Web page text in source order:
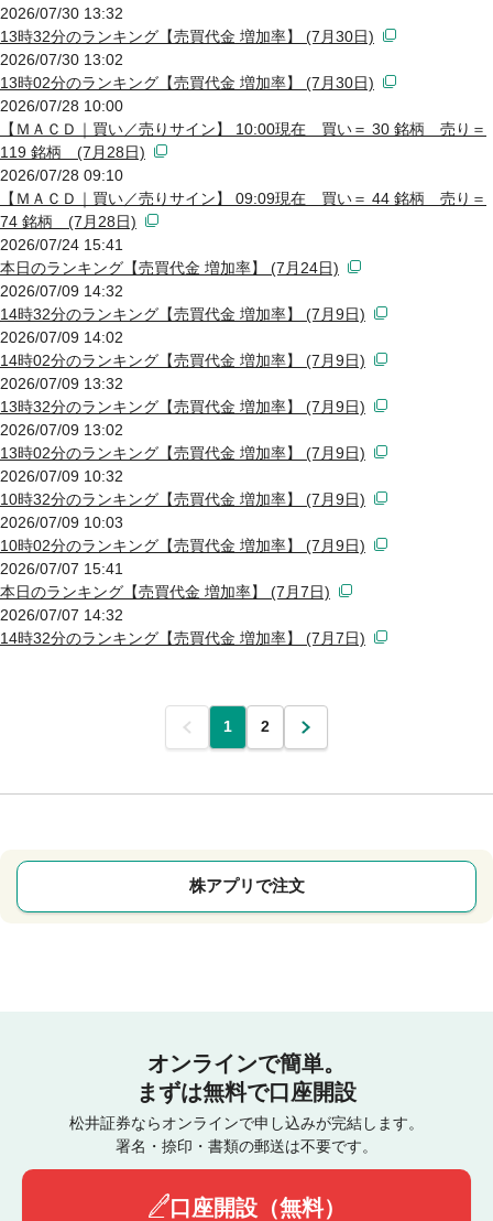
2026/07/30 13:32
13時32分のランキング【売買代金 増加率】 (7月30日)
2026/07/30 13:02
13時02分のランキング【売買代金 増加率】 (7月30日)
2026/07/28 10:00
【ＭＡＣＤ｜買い／売りサイン】 10:00現在 買い＝ 30 銘柄 売り＝
119 銘柄 (7月28日)
2026/07/28 09:10
【ＭＡＣＤ｜買い／売りサイン】 09:09現在 買い＝ 44 銘柄 売り＝
74 銘柄 (7月28日)
2026/07/24 15:41
本日のランキング【売買代金 増加率】 (7月24日)
2026/07/09 14:32
14時32分のランキング【売買代金 増加率】 (7月9日)
2026/07/09 14:02
14時02分のランキング【売買代金 増加率】 (7月9日)
2026/07/09 13:32
13時32分のランキング【売買代金 増加率】 (7月9日)
2026/07/09 13:02
13時02分のランキング【売買代金 増加率】 (7月9日)
2026/07/09 10:32
10時32分のランキング【売買代金 増加率】 (7月9日)
2026/07/09 10:03
10時02分のランキング【売買代金 増加率】 (7月9日)
2026/07/07 15:41
本日のランキング【売買代金 増加率】 (7月7日)
2026/07/07 14:32
14時32分のランキング【売買代金 増加率】 (7月7日)
前 1 2 次
株アプリで注文
オンラインで簡単。
まずは無料で口座開設
松井証券ならオンラインで申し込みが完結します。
署名・捺印・書類の郵送は不要です。
口座開設（無料）